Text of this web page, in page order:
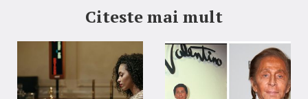
Citeste mai mult